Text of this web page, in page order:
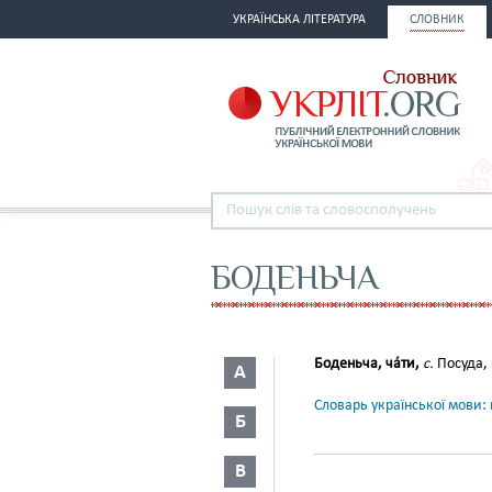
УКРАЇНСЬКА ЛІТЕРАТУРА СЛОВНИК
БОДЕНЬЧА
А
Б
В
Боденьча, ча́ти, с. Посуда,
Словарь української